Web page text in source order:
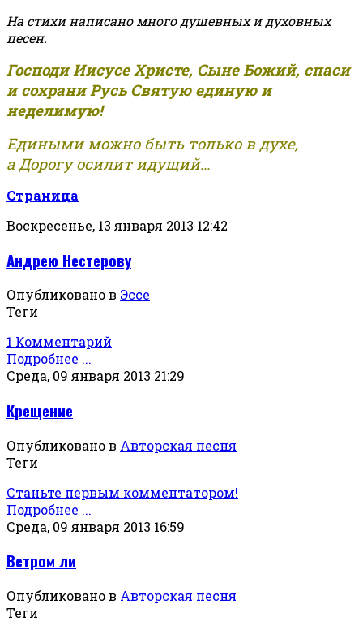
На стихи написано много душевных и духовных
песен.
Господи Иисусе Христе, Сыне Божий, спаси
и сохрани Русь Святую единую и
неделимую!
Едиными можно быть только в духе,
а Дорогу осилит идущий...
Страница
Воскресенье, 13 января 2013 12:42
Андрею Нестерову
Опубликовано в Эссе
Теги
1 Комментарий
Подробнее ...
Среда, 09 января 2013 21:29
Крещение
Опубликовано в Авторская песня
Теги
Станьте первым комментатором!
Подробнее ...
Среда, 09 января 2013 16:59
Ветром ли
Опубликовано в Авторская песня
Теги